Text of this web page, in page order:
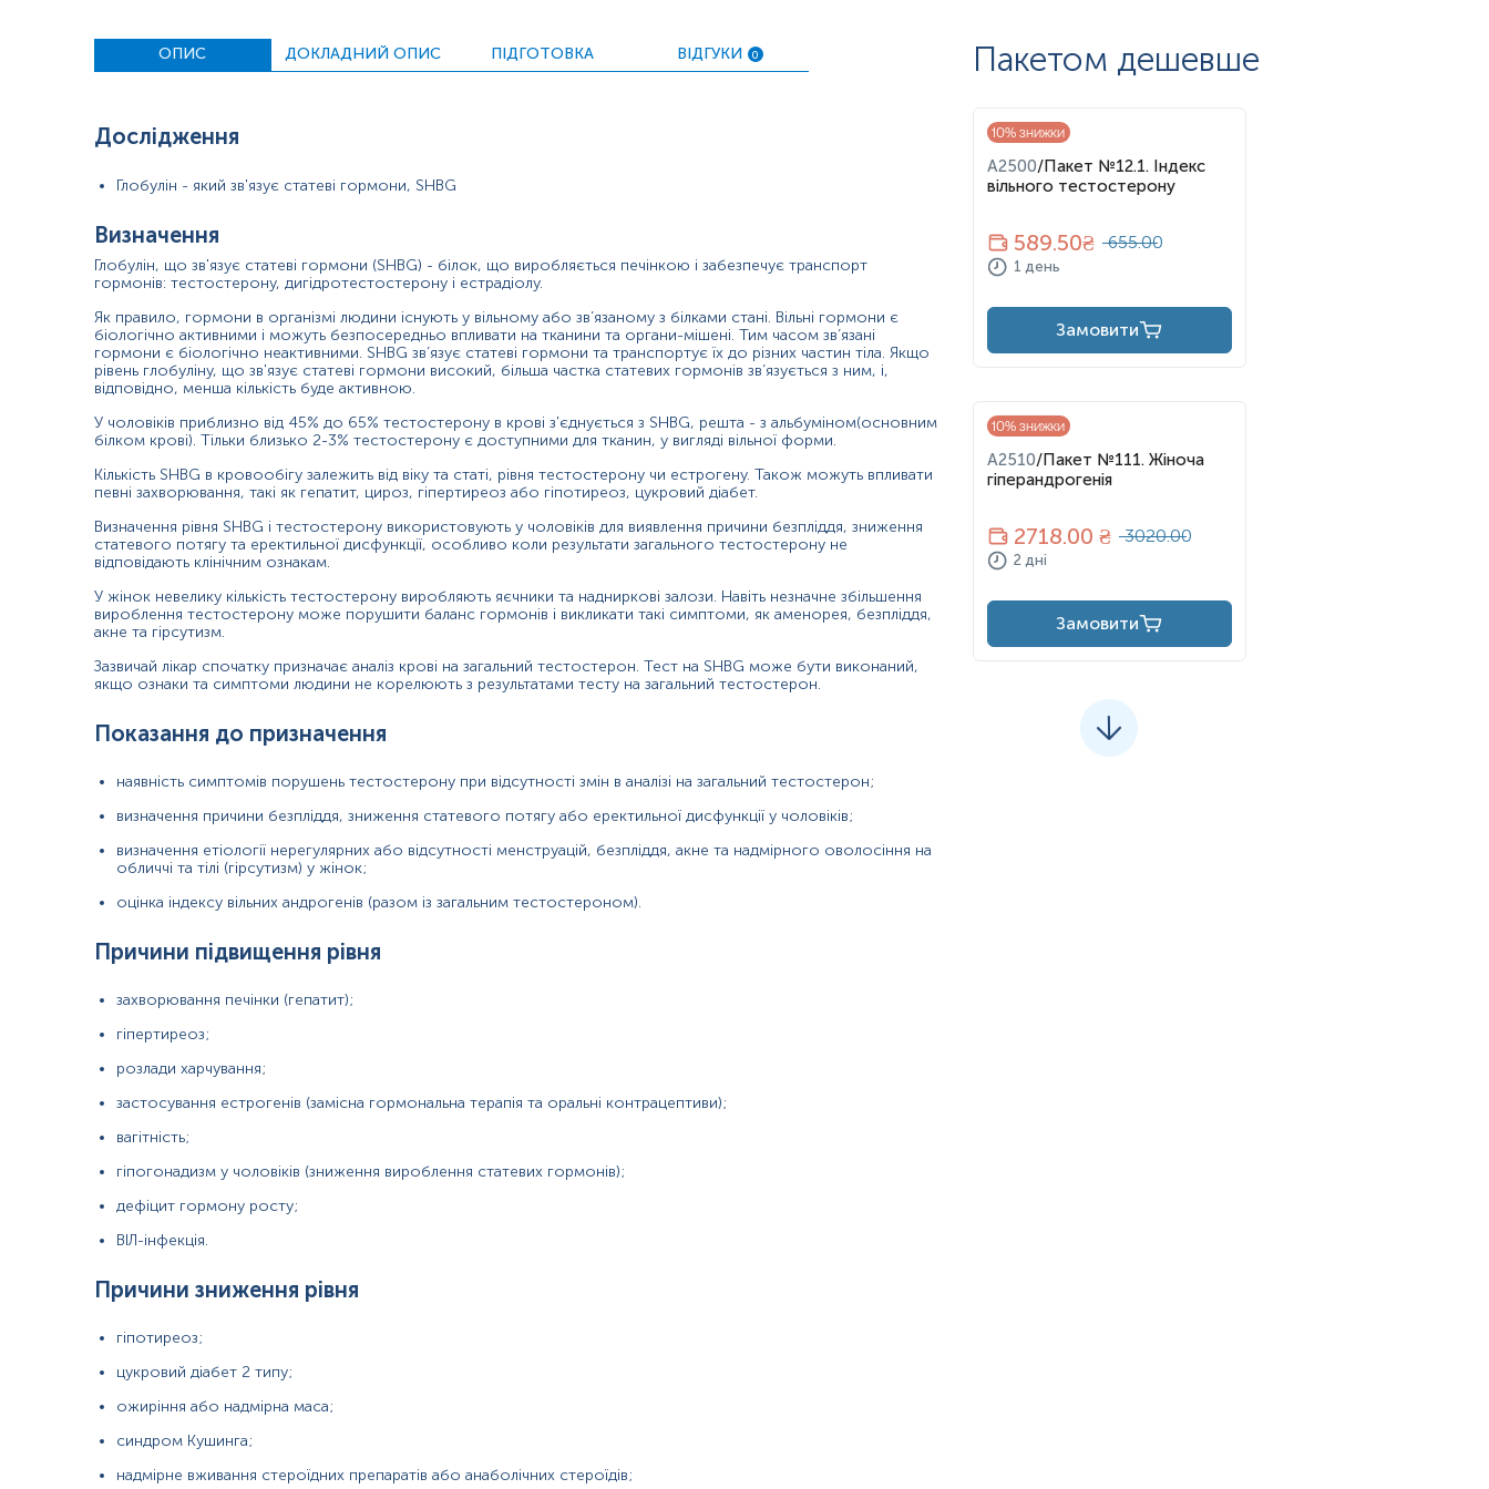
Показання до призначення
визначення причини безпліддя, зниження статевого потягу або еректильної дисфункції у чоловіків;
визначення етіології нерегулярних або відсутності менструацій, безпліддя, акне та надмірного оволосіння на обличчі та тілі (гірсутизм) у жінок;
Причини підвищення рівня
захворювання печінки (гепатит);
гіпертиреоз;
розлади харчування;
застосування естрогенів (замісна гормональна терапія та оральні контрацептиви);
вагітність;
гіпогонадизм у чоловіків (зниження вироблення статевих гормонів);
ВІЛ-інфекція.
Причини зниження рівня
гіпотиреоз;
цукровий діабет 2 типу;
синдром Кушинга;
надмірне вживання стероїдних препаратів або анаболічних стероїдів;
синдром полікістозних яєчників (СПКЯ);
гіперпролактинемія;
надмірне вироблення гормону росту.
Показання до призначення
Інтерферуючі чинники
Інтерпретація
Синоніми
Маркер активності статевих стероїдів
ОПИС ДОКЛАДНИЙ ОПИС ПІДГОТОВКА ВІДГУКИ 0
Дослідження
Глобулін - який зв'язує статеві гормони, SHBG
Визначення
Глобулін, що зв'язує статеві гормони (SHBG) - білок, що виробляється печінкою і забезпечує транспорт
гормонів: тестостерону, дигідротестостерону і естрадіолу.
Як правило, гормони в організмі людини існують у вільному або зв’язаному з білками стані. Вільні гормони є
біологічно активними і можуть безпосередньо впливати на тканини та органи-мішені. Тим часом зв’язані
гормони є біологічно неактивними. SHBG зв’язує статеві гормони та транспортує їх до різних частин тіла. Якщо
рівень глобуліну, що зв'язує статеві гормони високий, більша частка статевих гормонів зв’язується з ним, і,
відповідно, менша кількість буде активною.
У чоловіків приблизно від 45% до 65% тестостерону в крові з'єднується з SHBG, решта - з альбуміном(основним
білком крові). Тільки близько 2-3% тестостерону є доступними для тканин, у вигляді вільної форми.
Кількість SHBG в кровообігу залежить від віку та статі, рівня тестостерону чи естрогену. Також можуть впливати
певні захворювання, такі як гепатит, цироз, гіпертиреоз або гіпотиреоз, цукровий діабет.
Визначення рівня SHBG і тестостерону використовують у чоловіків для виявлення причини безпліддя, зниження
статевого потягу та еректильної дисфункції, особливо коли результати загального тестостерону не
відповідають клінічним ознакам.
У жінок невелику кількість тестостерону виробляють яєчники та надниркові залози. Навіть незначне збільшення
вироблення тестостерону може порушити баланс гормонів і викликати такі симптоми, як аменорея, безпліддя,
акне та гірсутизм.
Зазвичай лікар спочатку призначає аналіз крові на загальний тестостерон. Тест на SHBG може бути виконаний,
якщо ознаки та симптоми людини не корелюють з результатами тесту на загальний тестостерон.
Показання до призначення
наявність симптомів порушень тестостерону при відсутності змін в аналізі на загальний тестостерон;
визначення причини безпліддя, зниження статевого потягу або еректильної дисфункції у чоловіків;
визначення етіології нерегулярних або відсутності менструацій, безпліддя, акне та надмірного оволосіння на
обличчі та тілі (гірсутизм) у жінок;
оцінка індексу вільних андрогенів (разом із загальним тестостероном).
Причини підвищення рівня
захворювання печінки (гепатит);
гіпертиреоз;
розлади харчування;
застосування естрогенів (замісна гормональна терапія та оральні контрацептиви);
вагітність;
гіпогонадизм у чоловіків (зниження вироблення статевих гормонів);
дефіцит гормону росту;
ВІЛ-інфекція.
Причини зниження рівня
гіпотиреоз;
цукровий діабет 2 типу;
ожиріння або надмірна маса;
синдром Кушинга;
надмірне вживання стероїдних препаратів або анаболічних стероїдів;
Пакетом дешевше
10% знижки
A2500/Пакет №12.1. Індекс
вільного тестостерону
589.50₴ 655.00
1 день
Замовити
10% знижки
A2510/Пакет №111. Жіноча
гіперандрогенія
2718.00 ₴ 3020.00
2 дні
Замовити